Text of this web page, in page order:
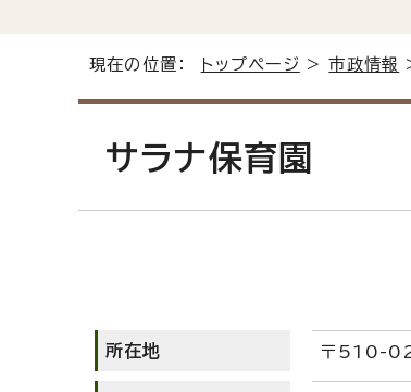
現在の位置： トップページ >市政情報
サラナ保育園
所在地 〒510-